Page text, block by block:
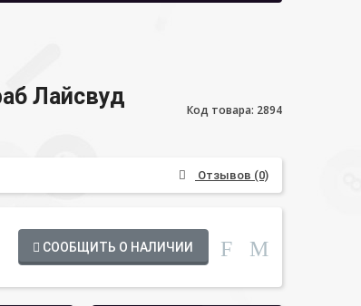
Лайсвуд
Код товара: 2894
Отзывов (0)
СООБЩИТЬ О НАЛИЧИИ